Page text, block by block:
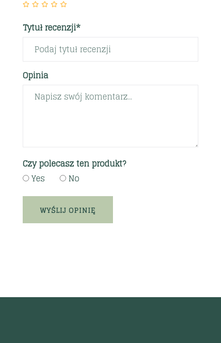
Tytuł recenzji*
Opinia
Czy polecasz ten produkt?
Yes
No